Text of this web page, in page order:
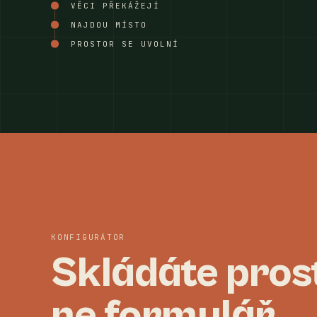
VĚCI PŘEKÁŽEJÍ
NAJDOU MÍSTO
PROSTOR SE UVOLNÍ
KONFIGURÁTOR
Skládáte